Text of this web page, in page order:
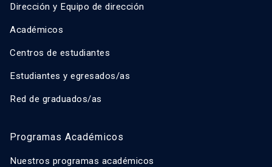
Dirección y Equipo de dirección
Académicos
Centros de estudiantes
Estudiantes y egresados/as
Red de graduados/as
Programas Académicos
Nuestros programas académicos